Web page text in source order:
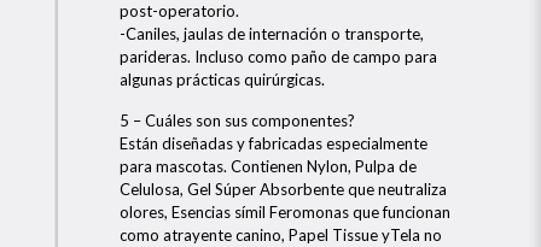
post-operatorio.
-Caniles, jaulas de internación o transporte,
parideras. Incluso como paño de campo para
algunas prácticas quirúrgicas.
5 – Cuáles son sus componentes?
Están diseñadas y fabricadas especialmente
para mascotas. Contienen Nylon, Pulpa de
Celulosa, Gel Súper Absorbente que neutraliza
olores, Esencias símil Feromonas que funcionan
como atrayente canino, Papel Tissue yTela no